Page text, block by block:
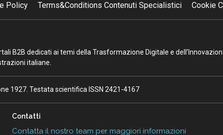
Policy Terms&Conditions Contenuti Specialistici Cookie
B2B dedicati ai temi della Trasformazione Digitale e
italiane.
1927. Testata scientifica ISSN 2421-4167
Contatti
Contatta il nostro team per maggiori informazioni